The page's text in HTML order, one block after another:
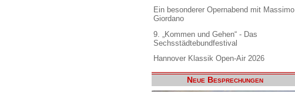
Ein besonderer Opernabend mit Massimo
Giordano
9. „Kommen und Gehen“ - Das
Sechsstädtebundfestival
Hannover Klassik Open-Air 2026
Neue Besprechungen